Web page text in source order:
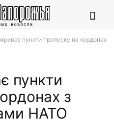
пункти пропуску на кордонах
пункти
з
НАТО